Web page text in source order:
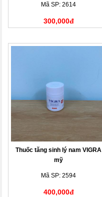
Mã SP: 2614
300,000đ
Thuốc tăng sinh lý nam VIGRA
mỹ
Mã SP: 2594
400,000đ